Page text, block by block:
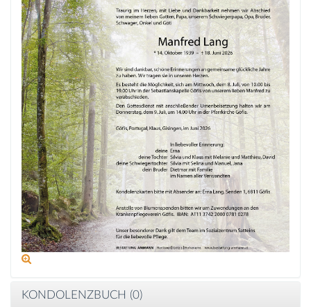
KONDOLENZBUCH (0)